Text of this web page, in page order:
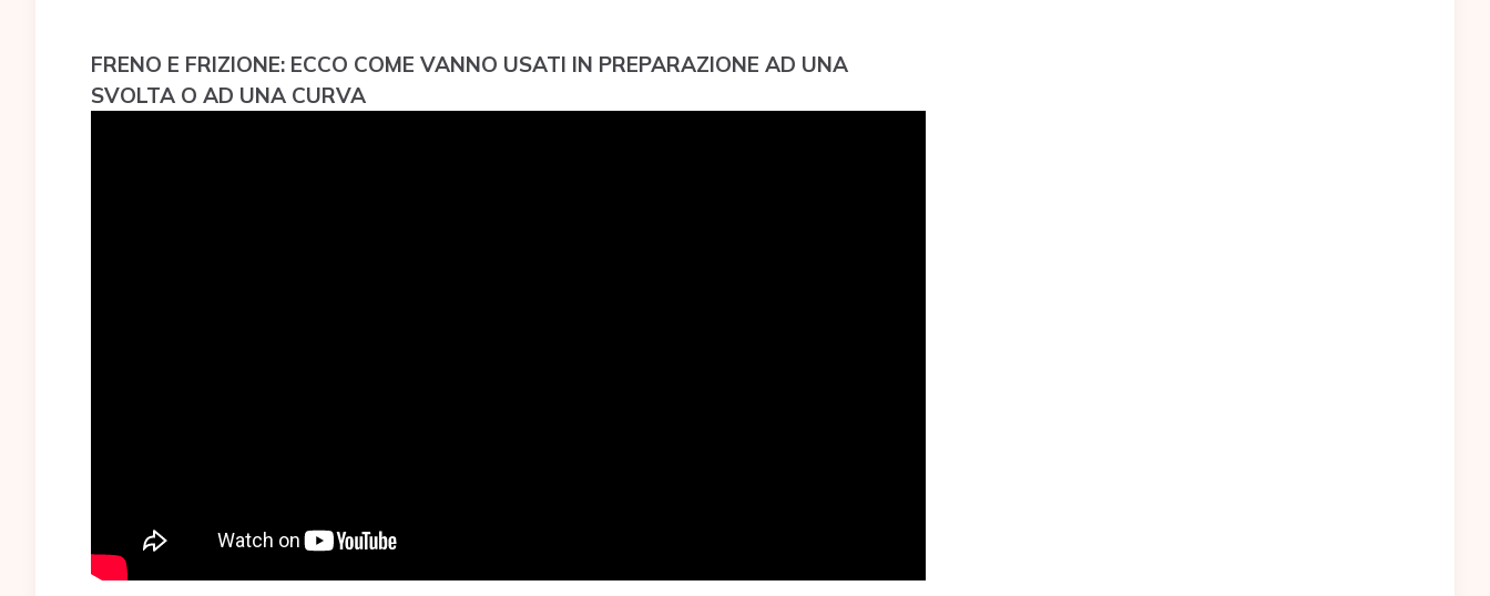
FRENO E FRIZIONE: ECCO COME VANNO USATI IN PREPARAZIONE AD UNA
SVOLTA O AD UNA CURVA